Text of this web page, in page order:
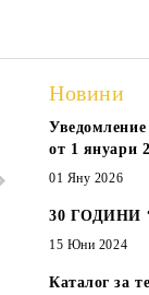
А5,
Цена
Новини
Уведомление
от 1 януари
01 Яну 2026
30 ГОДИНИ
15 Юни 2024
Каталог за